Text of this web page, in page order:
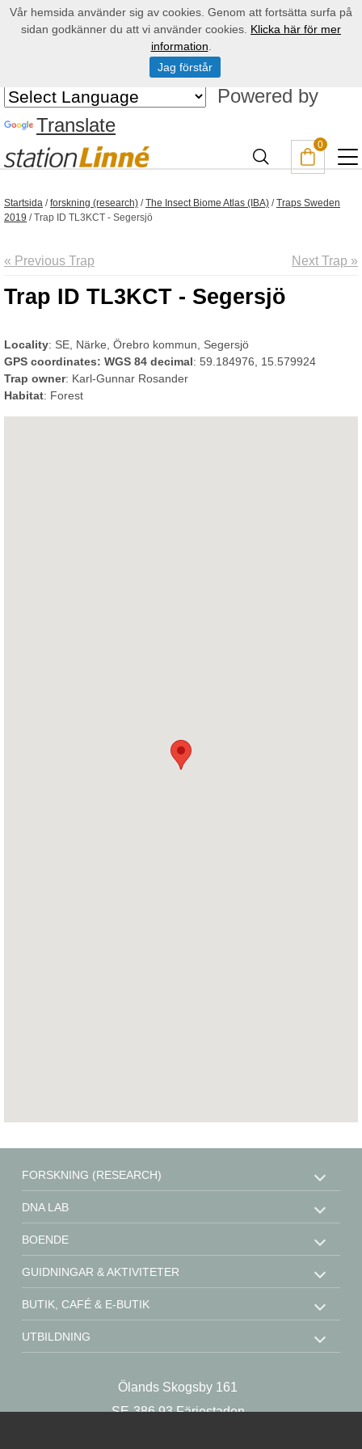
Powered by
Translate
0
Startsida /forskning (research) /The Insect Biome Atlas (IBA) /Traps Sweden
2019 /Trap ID TL3KCT - Segersjö
« Previous Trap Next Trap »
Trap ID TL3KCT - Segersjö
Locality: SE, Närke, Örebro kommun, Segersjö
GPS coordinates: WGS 84 decimal: 59.184976, 15.579924
Trap owner: Karl-Gunnar Rosander
Habitat: Forest
Ölands Skogsby 161
SE-386 93 Färjestaden
FORSKNING (RESEARCH)
DNA LAB
BOENDE
GUIDNINGAR & AKTIVITETER
BUTIK, CAFÉ & E-BUTIK
UTBILDNING
Vår hemsida använder sig av cookies. Genom att fortsätta surfa på
sidan godkänner du att vi använder cookies. Klicka här för mer
information
Jag förstår